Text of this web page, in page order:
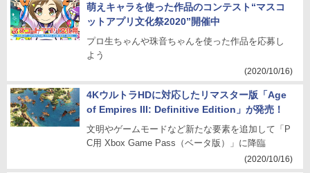
萌えキャラを使った作品のコンテスト“マスコ
ットアプリ文化祭2020”開催中
プロ生ちゃんや珠音ちゃんを使った作品を応募し
よう
(2020/10/16)
4KウルトラHDに対応したリマスター版「Age
of Empires III: Definitive Edition」が発売！
文明やゲームモードなど新たな要素を追加して「P
C用 Xbox Game Pass（ベータ版）」に降臨
(2020/10/16)